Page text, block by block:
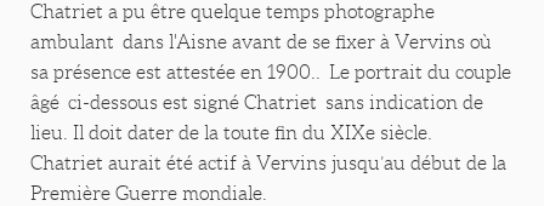
Chatriet a pu être quelque temps photographe
ambulant dans l'Aisne avant de se fixer à Vervins où
sa présence est attestée en 1900.. Le portrait du couple
âgé ci-dessous est signé Chatriet sans indication de
lieu. Il doit dater de la toute fin du XIXe siècle.
Chatriet aurait été actif à Vervins jusqu’au début de la
Première Guerre mondiale.